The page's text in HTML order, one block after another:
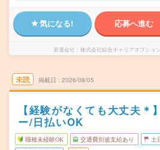
気になる! 応募へ進む
派遣会社 株式会社綜合キャリアオプショ
未読 掲載日 2026/08/05
【経験がなくても大丈夫＊
ー/日払いOK
職種未経験OK 交通費別途支給あり 土